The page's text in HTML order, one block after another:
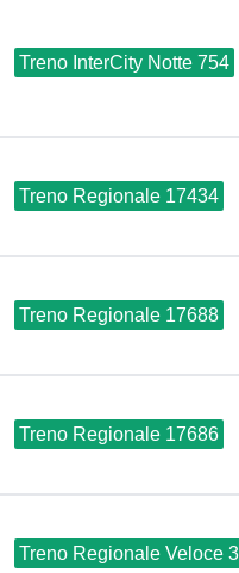
Treno InterCity Notte 754
Treno Regionale 17434
Treno Regionale 17688
Treno Regionale 17686
Treno Regionale Veloce